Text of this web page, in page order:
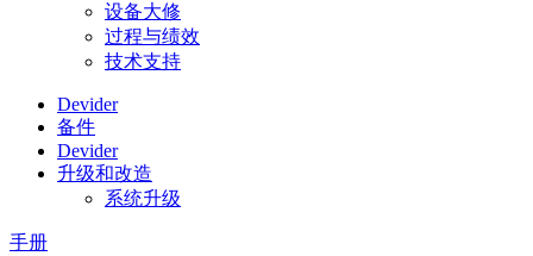
设备大修
过程与绩效
技术支持
Devider
备件
Devider
升级和改造
系统升级
手册